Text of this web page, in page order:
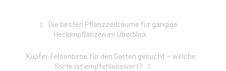
Die besten Pflanzzeiträume für gängige
Heckenpflanzen im Überblick
Kupfer-Felsenbirne für den Garten gesucht – welche
Sorte ist empfehlenswert?